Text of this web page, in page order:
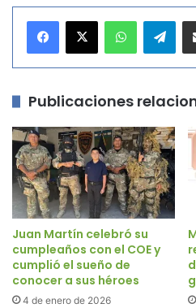
Telegram
Publicaciones
Juan Martín celebró su
cumpleaños con el COE y
cumplió el sueño de
conocer a sus héroes
4 de enero de 2026